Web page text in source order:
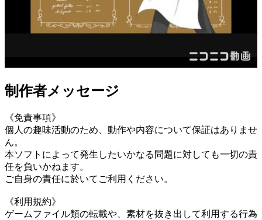
制作者メッセージ
《免責事項》
個人の趣味活動のため、動作や内容について保証はありませ
ん。
本ソフトによって発生したいかなる問題に対しても一切の責
任を負いかねます。
ご自身の責任に於いてご利用ください。
《利用規約》
ゲームファイル類の転載や、素材を抜き出して利用する行為